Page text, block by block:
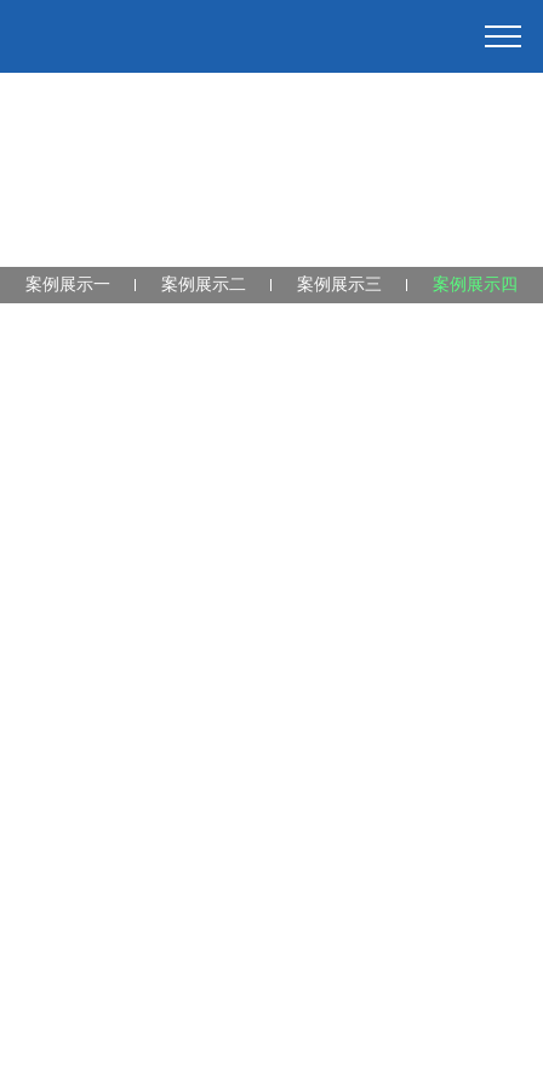
案例展示一 案例展示二 案例展示三 案例展示四